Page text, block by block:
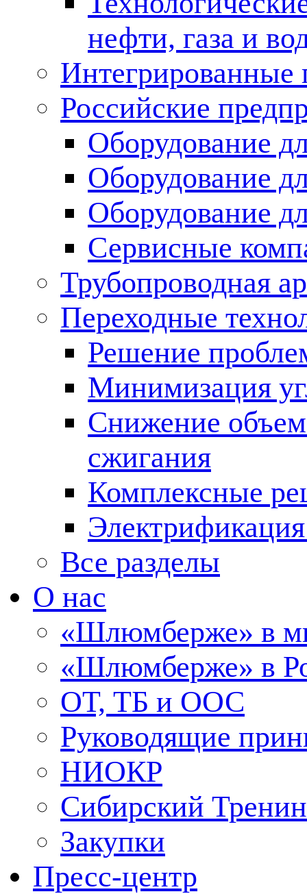
нефти, газа и
Российские
Оборудование
Оборудование
Оборудование
Сервисные
Трубопроводная
Переходные
Решение
Минимизация
Снижение
сжигания
Комплексные
Все разделы
О нас
«Шлюмберже» в
«Шлюмберже» в
ОТ, ТБ и ООС
Руководящие
НИОКР
Сибирский
Закупки
Пресс-центр